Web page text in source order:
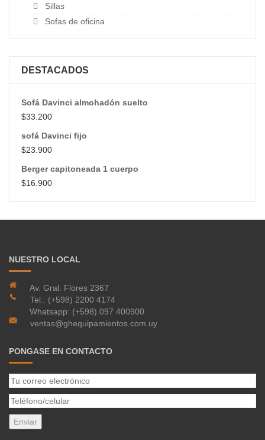
Sillas
Sofas de oficina
DESTACADOS
Sofá Davinci almohadón suelto
$33.200
sofá Davinci fijo
$23.900
Berger capitoneada 1 cuerpo
$16.900
NUESTRO LOCAL
Av. Gral. Flores 2367
Tel.: (+598) 2200 4174
Whatsapp: (+598) 097 400900
ventas@ghequipamientos.com.uy
PONGASE EN CONTACTO